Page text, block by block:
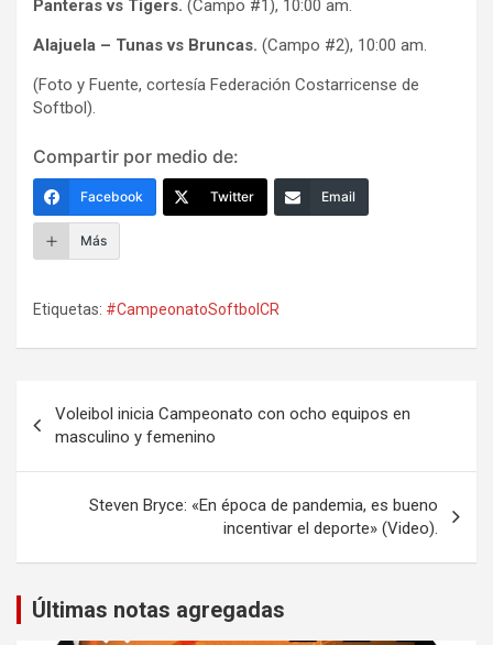
Panteras vs Tigers. (Campo #1), 10:00 am.
Alajuela – Tunas vs Bruncas. (Campo #2), 10:00 am.
(Foto y Fuente, cortesía Federación Costarricense de
Softbol).
Compartir por medio de:
Facebook Twitter Email
Más
Etiquetas: #CampeonatoSoftbolCR
de
entradas
Voleibol inicia Campeonato con ocho equipos en
masculino y femenino
Steven Bryce: «En época de pandemia, es bueno
incentivar el deporte» (Video).
Últimas notas agregadas